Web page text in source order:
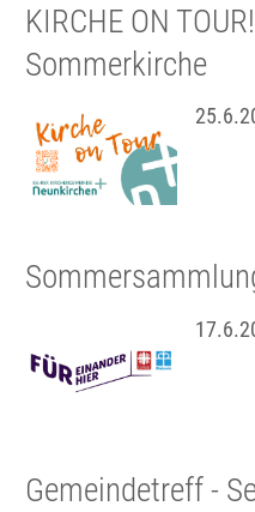
KIRCHE ON
Sommerkirche
Gemeindetreff -